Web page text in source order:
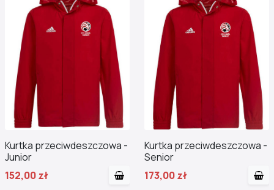
Kurtka przeciwdeszczowa -
Junior
152,00 zł
Kurtka przeciwdeszczowa -
Senior
173,00 zł